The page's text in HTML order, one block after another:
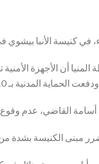
أن الأجهزة الأمنية
أسامة القاضي، عدم